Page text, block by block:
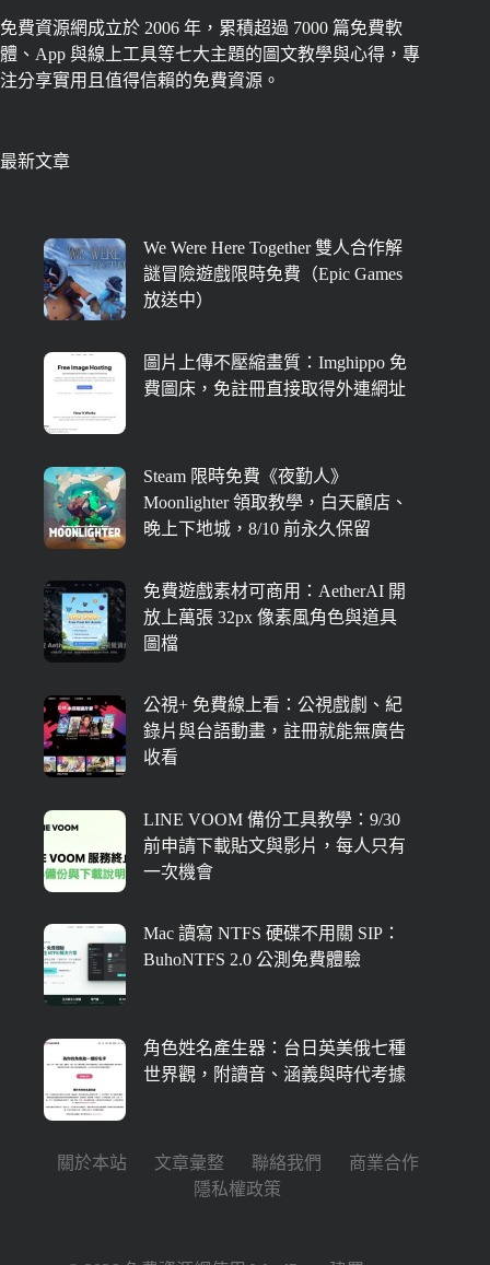
免費資源網成立於 2006 年，累積超過 7000 篇免費軟
體、App 與線上工具等七大主題的圖文教學與心得，專
注分享實用且值得信賴的免費資源。
最新文章
We Were Here Together 雙人合作解
謎冒險遊戲限時免費（Epic Games
放送中）
圖片上傳不壓縮畫質：Imghippo 免
費圖床，免註冊直接取得外連網址
Steam 限時免費《夜勤人》
Moonlighter 領取教學，白天顧店、
晚上下地城，8/10 前永久保留
免費遊戲素材可商用：AetherAI 開
放上萬張 32px 像素風角色與道具
圖檔
公視+ 免費線上看：公視戲劇、紀
錄片與台語動畫，註冊就能無廣告
收看
LINE VOOM 備份工具教學：9/30
前申請下載貼文與影片，每人只有
一次機會
Mac 讀寫 NTFS 硬碟不用關 SIP：
BuhoNTFS 2.0 公測免費體驗
角色姓名產生器：台日英美俄七種
世界觀，附讀音、涵義與時代考據
關於本站 文章彙整 聯絡我們
商業合作
隱私權政策